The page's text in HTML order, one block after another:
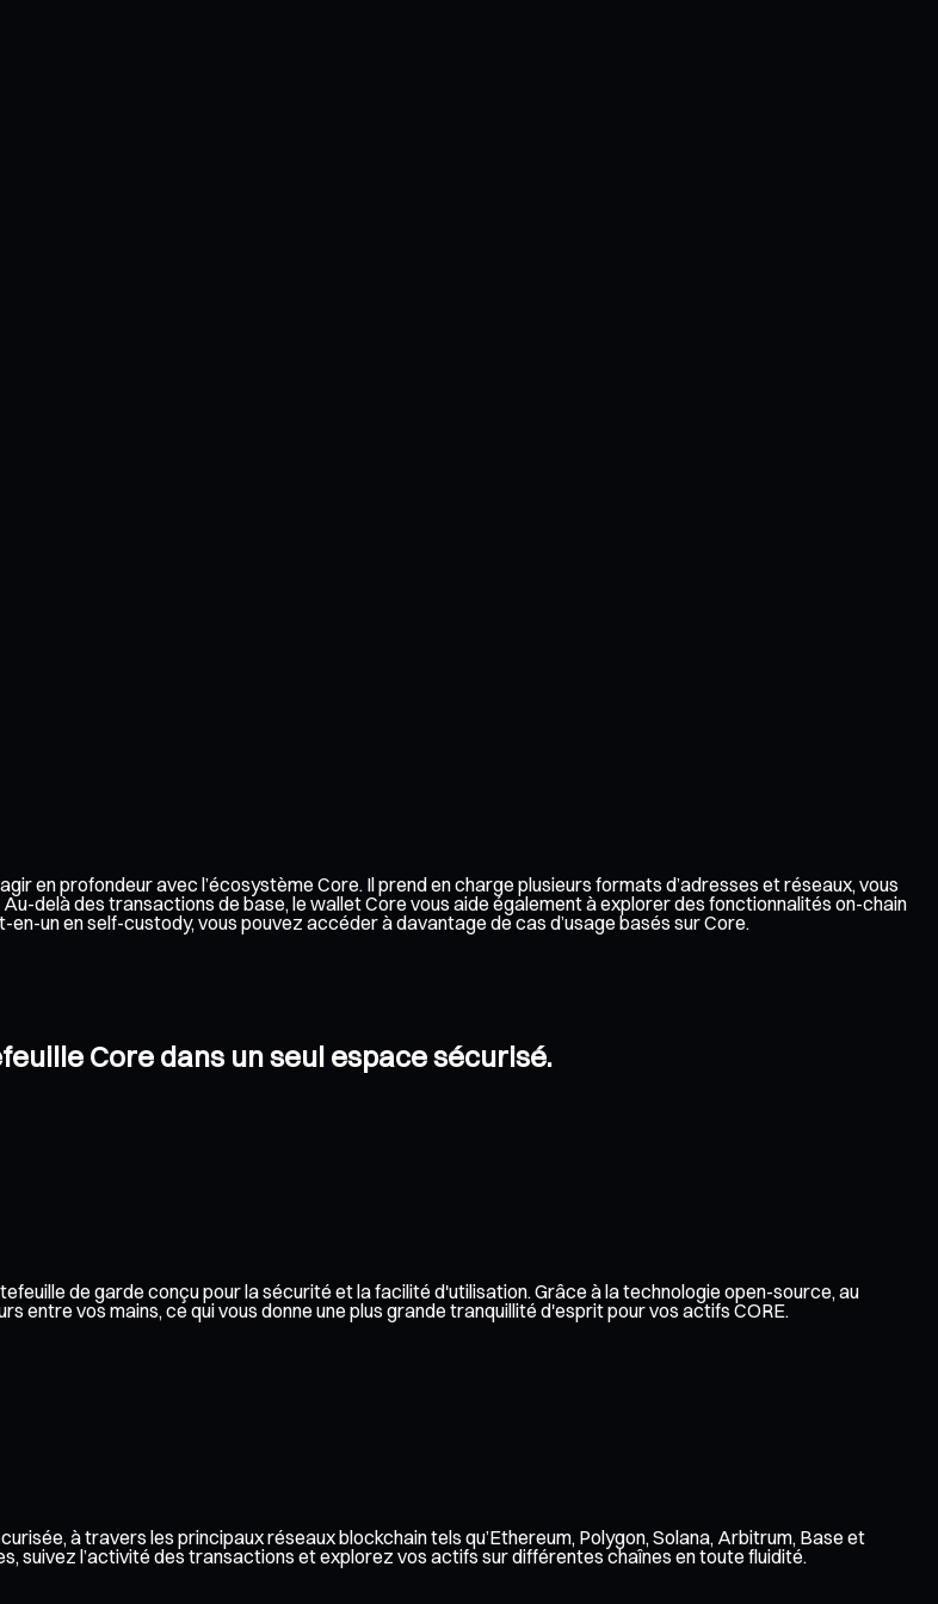
en profondeur avec l’écosystème Core. Il prend en charge plusieurs formats d’adresses et réseaux, vous
delà des transactions de base, le wallet Core vous aide également à explorer des fonctionnalités on-chain
un en self-custody, vous pouvez accéder à davantage de cas d’usage basés sur Core.
Core dans un seul espace sécurisé.
de garde conçu pour la sécurité et la facilité d'utilisation. Grâce à la technologie open-source, au
vos mains, ce qui vous donne une plus grande tranquillité d'esprit pour vos actifs CORE.
à travers les principaux réseaux blockchain tels qu’Ethereum, Polygon, Solana, Arbitrum, Base et
suivez l’activité des transactions et explorez vos actifs sur différentes chaînes en toute fluidité.